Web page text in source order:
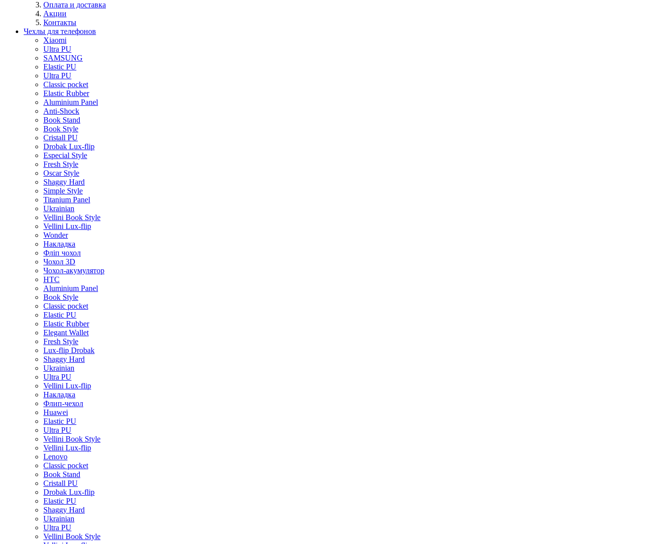
Оплата и доставка
Акции
Контакты
Чехлы для телефонов
Xiaomi
Ultra PU
SAMSUNG
Elastic PU
Ultra PU
Classic pocket
Elastic Rubber
Aluminium Panel
Anti-Shock
Book Stand
Book Style
Cristall PU
Drobak Lux-flip
Especial Style
Fresh Style
Oscar Style
Shaggy Hard
Simple Style
Titanium Panel
Ukrainian
Vellini Book Style
Vellini Lux-flip
Wonder
Накладка
Фліп чохол
Чохол 3D
Чохол-акумулятор
HTC
Aluminium Panel
Book Style
Classic pocket
Elastic PU
Elastic Rubber
Elegant Wallet
Fresh Style
Lux-flip Drobak
Shaggy Hard
Ukrainian
Ultra PU
Vellini Lux-flip
Накладка
Флип-чехол
Huawei
Elastic PU
Ultra PU
Vellini Book Style
Vellini Lux-flip
Lenovo
Classic pocket
Book Stand
Cristall PU
Drobak Lux-flip
Elastic PU
Shaggy Hard
Ukrainian
Ultra PU
Vellini Book Style